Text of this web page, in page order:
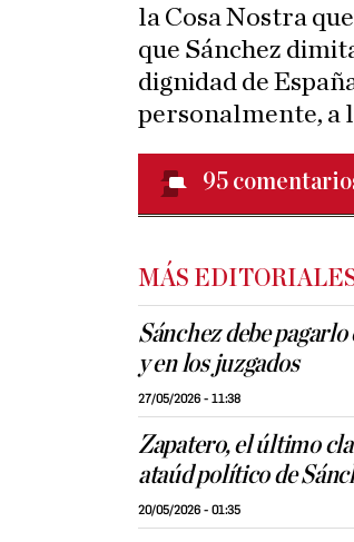
la Cosa Nostra
que Sánchez
dignidad de
personalmente, a
95
MÁS
Sánchez debe
y en los juzgados
27/05/2026 - 11:38
Zapatero, el último
ataúd político de
20/05/2026 - 01:35